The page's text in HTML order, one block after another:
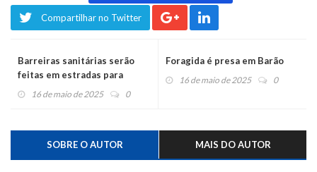
Compartilhar no Twitter
Barreiras sanitárias serão
feitas em estradas para
evitar novos casos de gripe
16 de maio de 2025 0
Foragida é presa em Barão
16 de maio de 2025 0
SOBRE O AUTOR MAIS DO AUTOR